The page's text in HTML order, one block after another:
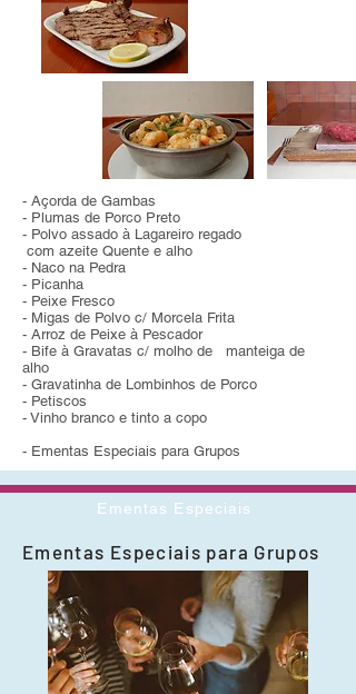
- Açorda de Gambas
- Plumas de Porco Preto
- Polvo assado à Lagareiro regado
com azeite Quente e alho
- Naco na Pedra
- Picanha
- Peixe Fresco
- Migas de Polvo c/ Morcela Frita
- Arroz de Peixe à Pescador
- Bife à Gravatas c/ molho de manteiga de
alho
- Gravatinha de Lombinhos de Porco
- Petiscos
- Vinho branco e tinto a copo
- Ementas Especiais para Grupos
Ementas Especiais
Ementas Especiais para Grupos